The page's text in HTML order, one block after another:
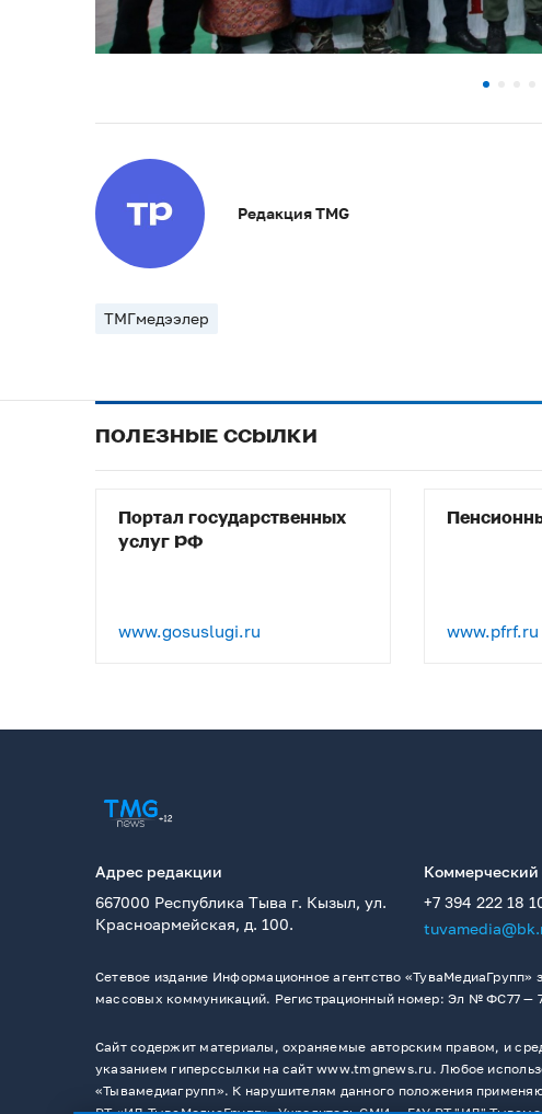
Редакция TMG
ТМГмедээлер
ПОЛЕЗНЫЕ ССЫЛКИ
Портал государственных
услуг РФ
www.gosuslugi.ru www.pfrf.ru
Адрес редакции
667000 Республика Тыва г. Кызыл, ул.
Красноармейская, д. 100.
Коммерческий
+7 394 222 18
Сетевое издание Информационное агентство
массовых коммуникаций. Регистрационный номер: Эл № ФС77 —
Сайт содержит материалы, охраняемые авторским правом, и
указанием гиперссылки на сайт www.tmgnews.ru. Любое
«Тывамедиагрупп». К нарушителям данного положения